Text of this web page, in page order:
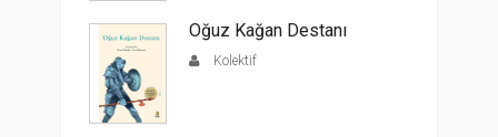
Oğuz Kağan Destanı
Kolektif